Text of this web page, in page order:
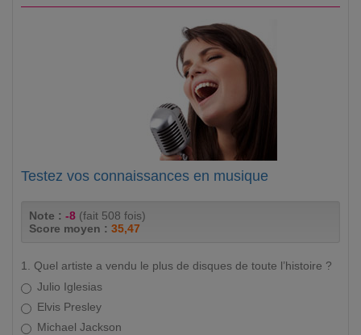
Testez vos connaissances en musique
Note : -8 (fait 508 fois)
Score moyen : 35,47
1. Quel artiste a vendu le plus de disques de toute l’histoire ?
Julio Iglesias
Elvis Presley
Michael Jackson